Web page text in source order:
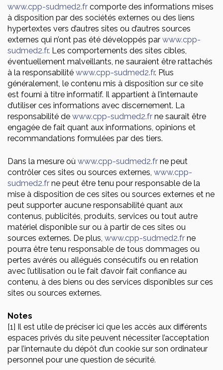
www.cpp-sudmed2.fr comporte des informations mises
à disposition par des sociétés externes ou des liens
hypertextes vers d’autres sites ou d’autres sources
externes qui n’ont pas été développés par www.cpp-
sudmed2.fr. Les comportements des sites cibles,
éventuellement malveillants, ne sauraient être rattachés
à la responsabilité www.cpp-sudmed2.fr. Plus
généralement, le contenu mis à disposition sur ce site
est fourni à titre informatif. Il appartient à l’internaute
d’utiliser ces informations avec discernement. La
responsabilité de www.cpp-sudmed2.fr ne saurait être
engagée de fait quant aux informations, opinions et
recommandations formulées par des tiers.
Dans la mesure où www.cpp-sudmed2.fr ne peut
contrôler ces sites ou sources externes, www.cpp-
sudmed2.fr ne peut être tenu pour responsable de la
mise à disposition de ces sites ou sources externes et ne
peut supporter aucune responsabilité quant aux
contenus, publicités, produits, services ou tout autre
matériel disponible sur ou à partir de ces sites ou
sources externes. De plus, www.cpp-sudmed2.fr ne
pourra être tenu responsable de tous dommages ou
pertes avérés ou allégués consécutifs ou en relation
avec l’utilisation ou le fait d’avoir fait confiance au
contenu, à des biens ou des services disponibles sur ces
sites ou sources externes.
Notes
[1] Il est utile de préciser ici que les accès aux différents
espaces privés du site peuvent nécessiter l’acceptation
par l’internaute du dépôt d’un cookie sur son ordinateur
personnel pour une question de sécurité.